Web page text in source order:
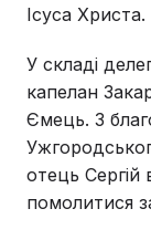
Ісуса Христа.
У складі
капелан
Ємець. З
отець
помолитися